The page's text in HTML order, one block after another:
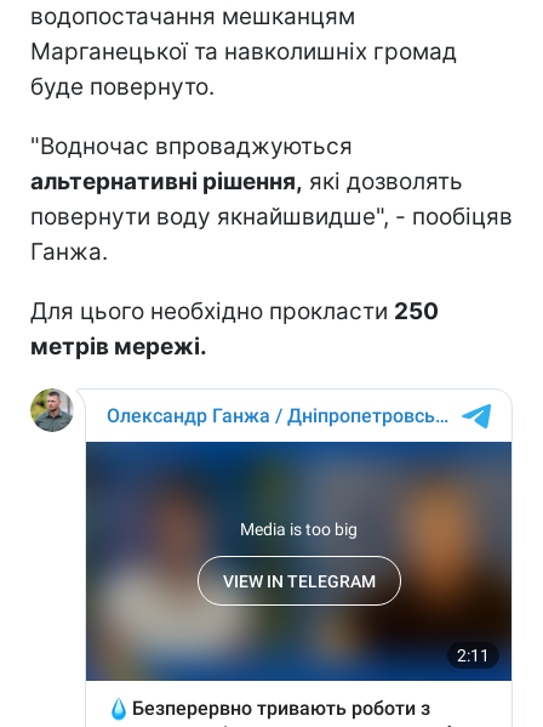
водопостачання мешканцям
Марганецької та навколишніх громад
буде повернуто.
"Водночас впроваджуються
альтернативні рішення, які дозволять
повернути воду якнайшвидше", - пообіцяв
Ганжа.
Для цього необхідно прокласти 250
метрів мережі.